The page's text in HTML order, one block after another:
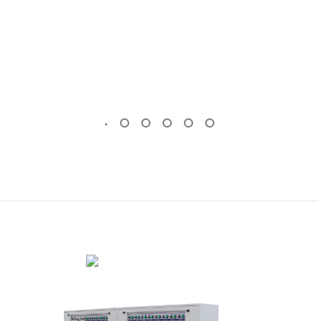
KÖPRÜ KESIM MAKINESI
(Standart)